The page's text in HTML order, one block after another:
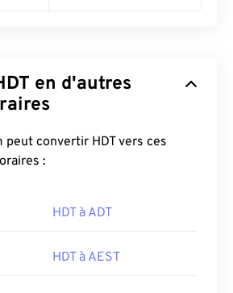
en d'autres
peut convertir HDT vers ces
:
HDT à ADT
HDT à AEST